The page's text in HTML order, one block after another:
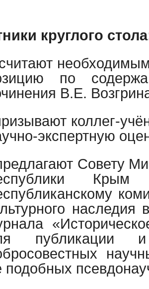
круглого
по
В.Е.
коллег-
экспертную
Совету
Крым
наследия
публикации и
подобных